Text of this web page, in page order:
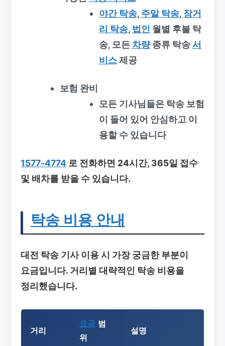
야간 탁송, 주말 탁송, 장거
리 탁송, 법인 월별 후불 탁
송, 모든 차량종류 탁송서
비스제공
보험 완비
모든 기사님들은 탁송 보험
이 들어 있어 안심하고 이
용할 수 있습니다
1577-4774 로 전화하면 24시간, 365일 접수
및 배차를 받을 수 있습니다.
탁송 비용 안내
대전 탁송 기사이용 시 가장 궁금한 부분이
요금입니다. 거리별 대략적인 탁송 비용을
정리했습니다.
거리
요금 범
위
설명